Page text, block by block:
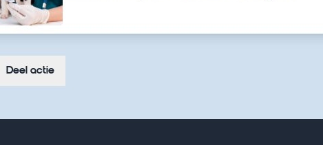
Deel actie